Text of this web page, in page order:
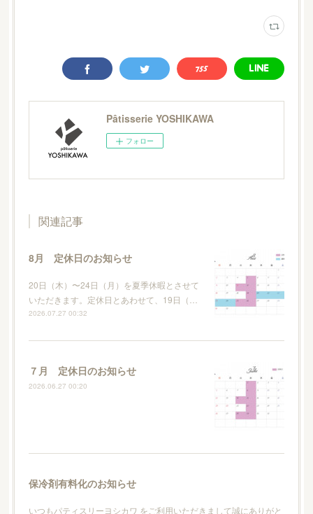
Pâtisserie YOSHIKAWA
フォロー
関連記事
8月 定休日のお知らせ
20日（木）〜24日（月）を夏季休暇とさせて
いただきます。定休日とあわせて、19日（…
2026.07.27 00:32
７月 定休日のお知らせ
2026.06.27 00:20
保冷剤有料化のお知らせ
いつもパティスリーヨシカワ をご利用いただきまして誠にありがと